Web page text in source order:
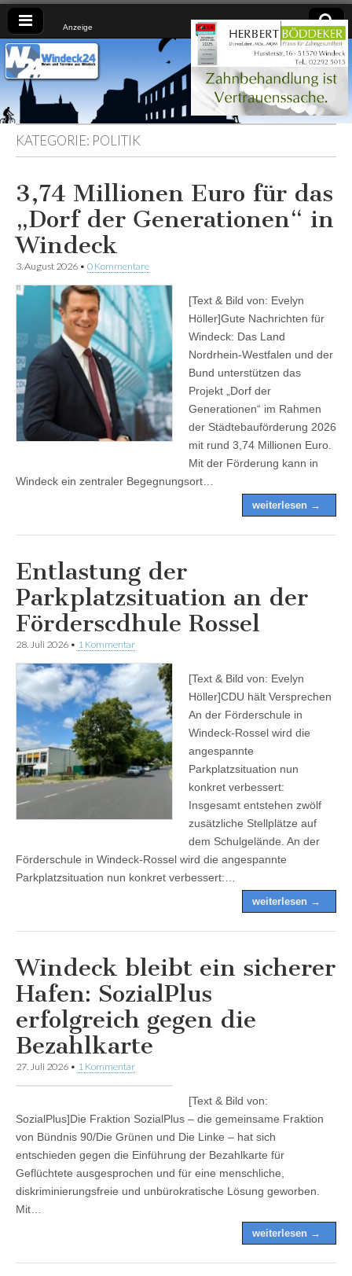
Anzeige
Windeck24
Nachrichten
aus dem
Ländchen
für das
Ländchen
KATEGORIE: POLITIK
3,74 Millionen Euro für das
„Dorf der Generationen“ in
Windeck
3. August 2026 • 0 Kommentare
[Text & Bild von: Evelyn
Höller]Gute Nachrichten für
Windeck: Das Land
Nordrhein-Westfalen und der
Bund unterstützen das
Projekt „Dorf der
Generationen“ im Rahmen
der Städtebauförderung 2026
mit rund 3,74 Millionen Euro.
Mit der Förderung kann in
Windeck ein zentraler Begegnungsort…
weiterlesen →
Entlastung der
Parkplatzsituation an der
Förderscdhule Rossel
28. Juli 2026 • 1 Kommentar
[Text & Bild von: Evelyn
Höller]CDU hält Versprechen
An der Förderschule in
Windeck-Rossel wird die
angespannte
Parkplatzsituation nun
konkret verbessert:
Insgesamt entstehen zwölf
zusätzliche Stellplätze auf
dem Schulgelände. An der
Förderschule in Windeck-Rossel wird die angespannte
Parkplatzsituation nun konkret verbessert:…
weiterlesen →
Windeck bleibt ein sicherer
Hafen: SozialPlus
erfolgreich gegen die
Bezahlkarte
27. Juli 2026 • 1 Kommentar
[Text & Bild von:
SozialPlus]Die Fraktion SozialPlus – die gemeinsame Fraktion
von Bündnis 90/Die Grünen und Die Linke – hat sich
entschieden gegen die Einführung der Bezahlkarte für
Geflüchtete ausgesprochen und für eine menschliche,
diskriminierungsfreie und unbürokratische Lösung geworben.
Mit…
weiterlesen →